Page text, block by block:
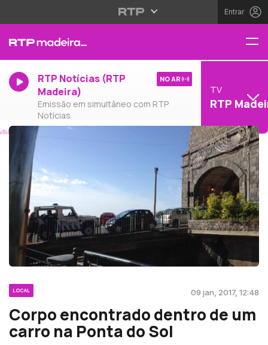
Entrar
RTP Notícias (RTP
Madeira)
Emissão em simultâneo com RTP
Notícias
NO AR
TV
RTP
LOCAL 09 jan, 2017, 12:48
Corpo encontrado dentro de um
carro na Ponta do Sol